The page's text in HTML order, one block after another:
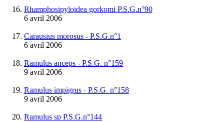
Rhamphosipyloidea gorkomi P.S.G.n°90
6 avril 2006
Carausius morosus - P.S.G.n°1
6 avril 2006
Ramulus anceps - P.S.G. n°159
9 avril 2006
Ramulus impigrus - P.S.G. n°158
9 avril 2006
Ramulus sp P.S.G.n°144